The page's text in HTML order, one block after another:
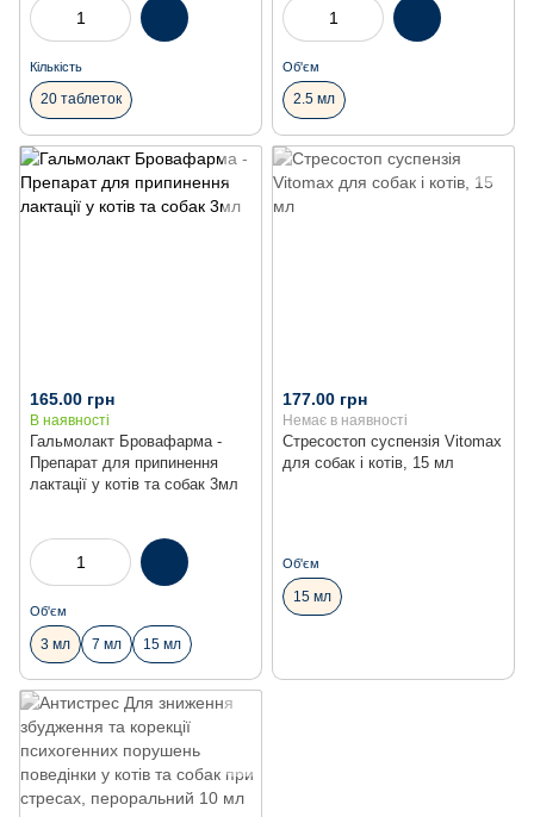
Кількість
20 таблеток
Об'єм
2.5 мл
Гальмолакт Бровафарма -
Препарат для припинення
лактації у котів та собак 3мл
165.00 грн
В наявності
Об'єм
3 мл 7 мл 15 мл
Стресостоп суспензія Vitomax
для собак і котів, 15 мл
177.00 грн
Немає в наявності
Об'єм
15 мл